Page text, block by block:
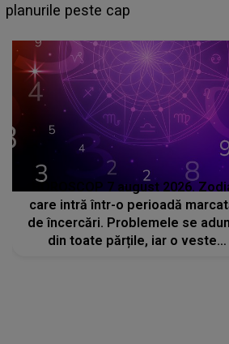
sa: "I-am spus și ei în față, eu nu
HOROSCOP 7 august 2026.
care intră într-o perioadă
de încercări. Problemele se
din toate părțile, iar o veste